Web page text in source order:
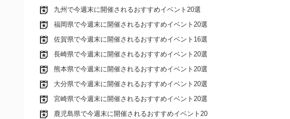
九州で今週末に開催されるおすすめイベント20選
福岡県で今週末に開催されるおすすめイベント20選
佐賀県で今週末に開催されるおすすめイベント16選
長崎県で今週末に開催されるおすすめイベント20選
熊本県で今週末に開催されるおすすめイベント20選
大分県で今週末に開催されるおすすめイベント20選
宮崎県で今週末に開催されるおすすめイベント20選
鹿児島県で今週末に開催されるおすすめイベント20